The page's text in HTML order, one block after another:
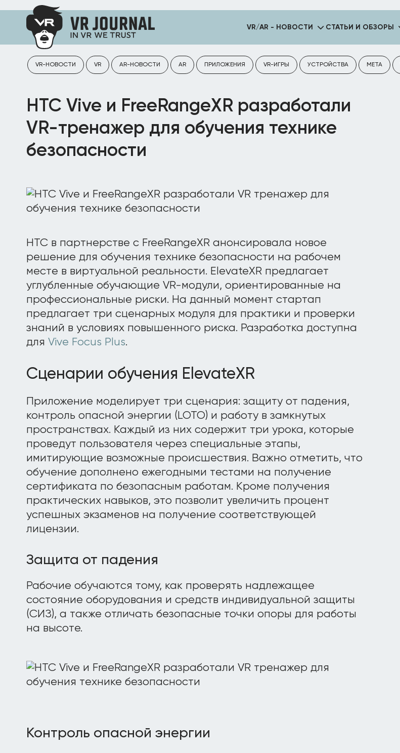
VR/AR - НОВОСТИ СТАТЬИ И ОБЗОРЫ
VR-НОВОСТИ VR AR-НОВОСТИ AR ПРИЛОЖЕНИЯ VR-ИГРЫ УСТРОЙСТВА META
HTC Vive и FreeRangeXR разработали
VR-тренажер для обучения технике
безопасности
HTC в партнерстве с FreeRangeXR анонсировала новое
решение для обучения технике безопасности на рабочем
месте в виртуальной реальности. ElevateXR предлагает
углубленные обучающие VR-модули, ориентированные на
профессиональные риски. На данный момент стартап
предлагает три сценарных модуля для практики и проверки
знаний в условиях повышенного риска. Разработка доступна
для Vive Focus Plus.
Сценарии обучения ElevateXR
Приложение моделирует три сценария: защиту от падения,
контроль опасной энергии (LOTO) и работу в замкнутых
пространствах. Каждый из них содержит три урока, которые
проведут пользователя через специальные этапы,
имитирующие возможные происшествия. Важно отметить, что
обучение дополнено ежегодными тестами на получение
сертификата по безопасным работам. Кроме получения
практических навыков, это позволит увеличить процент
успешных экзаменов на получение соответствующей
лицензии.
Защита от падения
Рабочие обучаются тому, как проверять надлежащее
состояние оборудования и средств индивидуальной защиты
(СИЗ), а также отличать безопасные точки опоры для работы
на высоте.
Контроль опасной энергии